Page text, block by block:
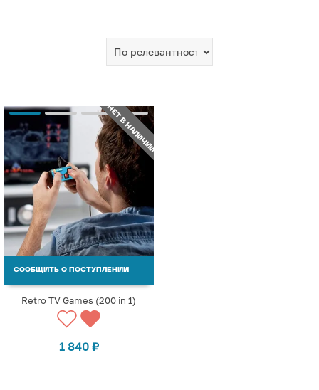
НЕТ В НАЛИЧИИ
СООБЩИТЬ О ПОСТУПЛЕНИИ
Retro TV Games (200 in 1)
1 840 ₽